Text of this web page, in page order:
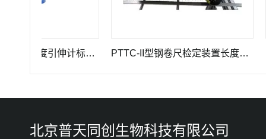
GWB-200JA型高精度引伸计标定仪长度计量器具 PTTC-II型钢卷尺检定装置长度计量仪器
北京普天同创生物科技有限公司